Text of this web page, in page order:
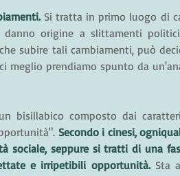
Si tratta in primo luogo di
danno origine a slittamenti
subire tali cambiamenti, può
meglio prendiamo spunto da
bisillabico composto dai
Secondo i cinesi,
sociale, seppure si tratti di una
e irripetibili opportunità. Sta